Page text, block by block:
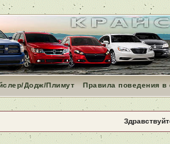
Додж/Плимут Правила поведения